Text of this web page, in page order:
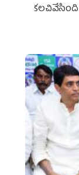
కలచివేసింది